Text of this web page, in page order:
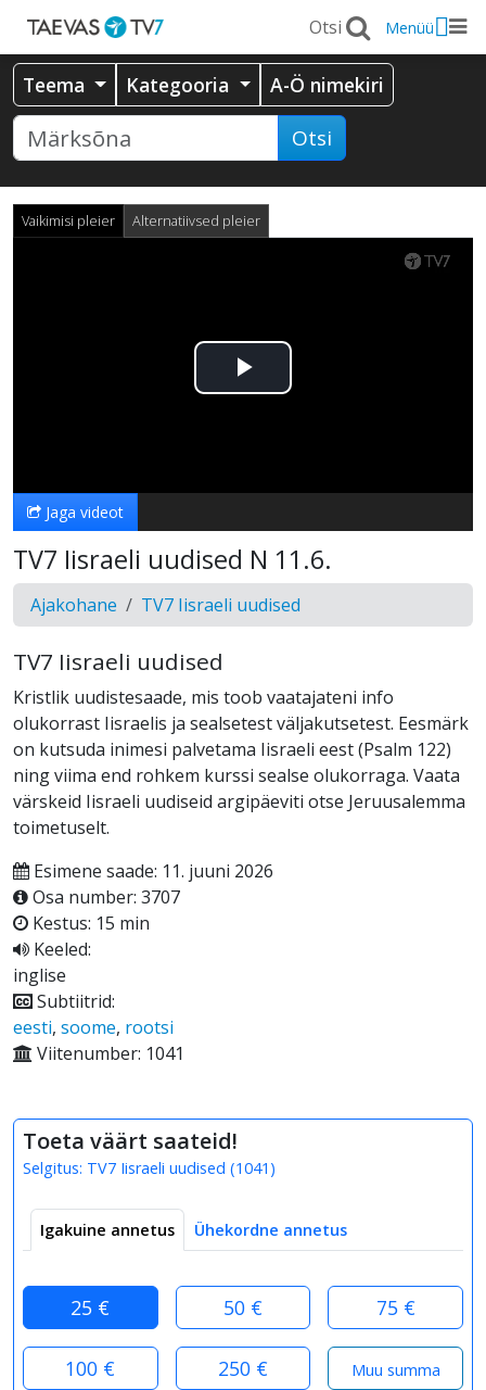
Menüü
Teema Kategooria A-Ö nimekiri
Otsi
Vaikimisi pleier Alternatiivsed pleier
Esita
Jaga videot
TV7 Iisraeli uudised N 11.6.
Ajakohane TV7 Iisraeli uudised
TV7 Iisraeli uudised
Kristlik uudistesaade, mis toob vaatajateni info
olukorrast Iisraelis ja sealsetest väljakutsetest. Eesmärk
on kutsuda inimesi palvetama Iisraeli eest (Psalm 122)
ning viima end rohkem kurssi sealse olukorraga. Vaata
värskeid Iisraeli uudiseid argipäeviti otse Jeruusalemma
toimetuselt.
Esimene saade: 11. juuni 2026
Osa number: 3707
Kestus: 15 min
Keeled:
inglise
Subtiitrid:
eesti, soome, rootsi
Viitenumber: 1041
Toeta väärt saateid!
Selgitus: TV7 Iisraeli uudised (1041 )
Igakuine annetus Ühekordne annetus
25 € 50 € 75 €
100 € 250 €